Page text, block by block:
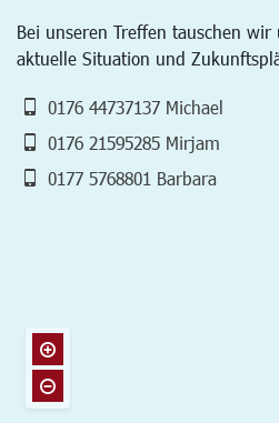
Bei unseren Treffen tauschen
aktuelle Situation und
0176 44737137 Michael
0176 21595285 Mirjam
0177 5768801 Barbara